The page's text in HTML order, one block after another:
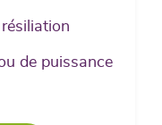
de puissance